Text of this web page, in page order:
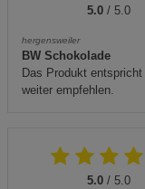
5.0 / 5.0
hergensweiler
BW Schokolade
Das Produkt
weiter empfehlen.
5.0 / 5.0